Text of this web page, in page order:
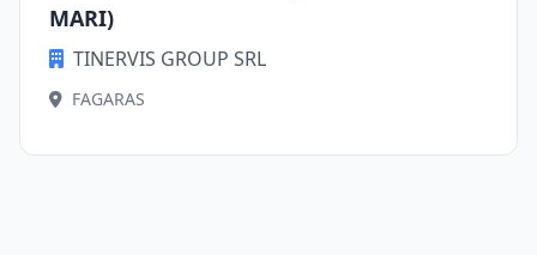
MARI)
TINERVIS GROUP SRL
FAGARAS